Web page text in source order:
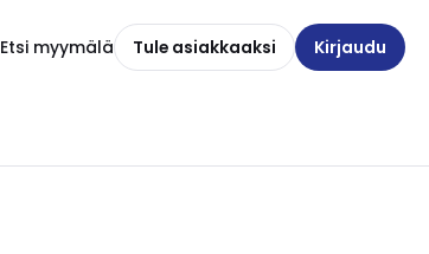
Etsi myymälä Tule asiakkaaksi Kirjaudu